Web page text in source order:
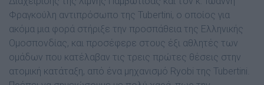
Φραγκούλη αντιπρόσωπο της Tubertini, ο οποίος για
ακόµα µια φορά στήριξε την προσπάθεια της Ελληνικής
Οµοσπονδίας, και προσέφερε στους έξι αθλητές των
οµάδων που κατέλαβαν τις τρεις πρώτες θέσεις στην
ατοµική κατάταξη, από ένα µηχανισµό Ryobi της Tubertini.